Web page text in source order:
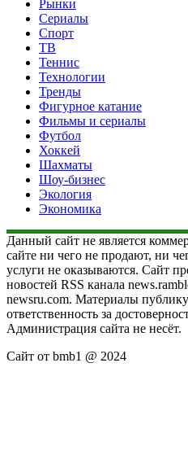
Рынки
Сериалы
Спорт
ТВ
Теннис
Технологии
Тренды
Фигурное катание
Фильмы и сериалы
Футбол
Хоккей
Шахматы
Шоу-бизнес
Экология
Экономика
Данный сайт не является
сайте ни чего не продают, ни
услуги не оказываются. Сайт
новостей RSS канала
newsru.com. Материалы
ответственность за
Администрация сайта не несёт.
Сайт от bmb1 @ 2024